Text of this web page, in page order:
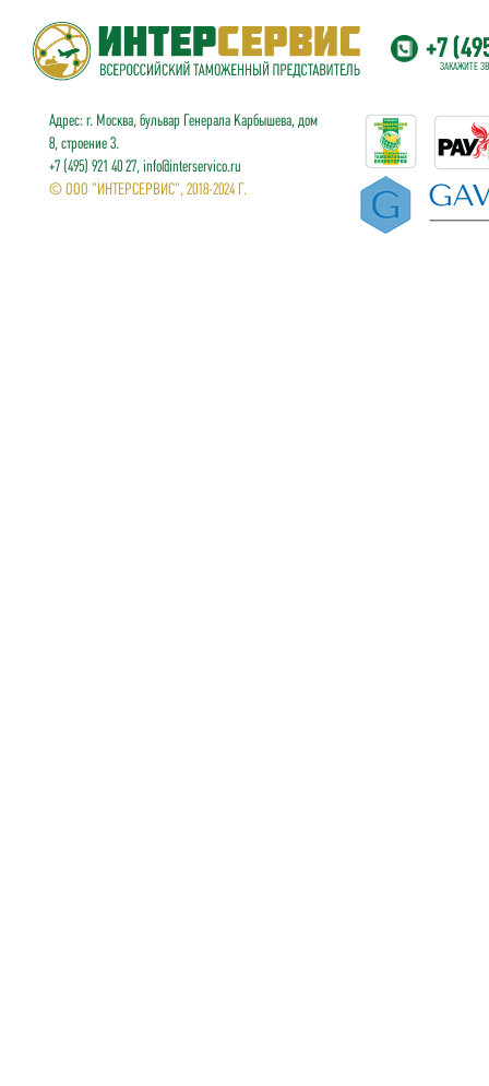
+7
ЗАКАЖИТЕ
Адрес: г. Москва, бульвар Генерала Карбышева, дом
8, строение 3.
+7 (495) 921 40 27, info@interservico.ru
© ООО "ИНТЕРСЕРВИС", 2018-2024 Г.